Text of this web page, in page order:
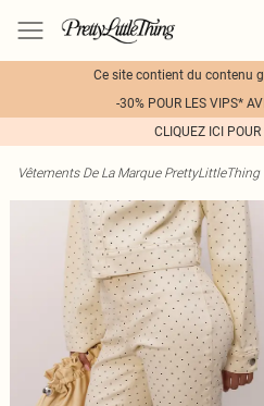
Ce site contient du contenu
-30% POUR LES VIPS*
CLIQUEZ ICI
Vêtements De La Marque PrettyLittleThing